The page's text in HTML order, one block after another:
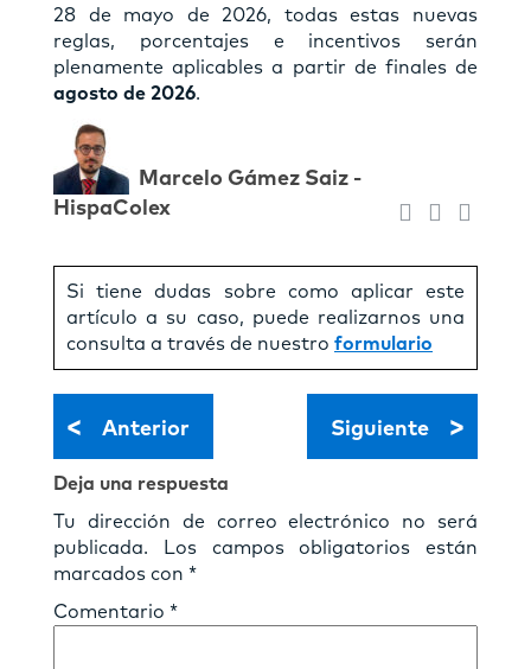
28 de mayo de 2026, todas estas nuevas
reglas, porcentajes e incentivos serán
plenamente aplicables a partir de finales de
agosto de 2026.
Marcelo Gámez Saiz -
HispaColex
Si tiene dudas sobre como aplicar este
artículo a su caso, puede realizarnos una
consulta a través de nuestro formulario
< Anterior Siguiente >
Deja una respuesta
Tu dirección de correo electrónico no será
publicada.
Los campos obligatorios están
marcados con *
Comentario *